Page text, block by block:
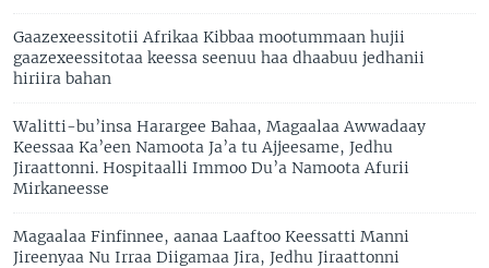
Gaazexeessitotii Afrikaa Kibbaa mootummaan hujii
gaazexeessitotaa keessa seenuu haa dhaabuu jedhanii
hiriira bahan
Walitti-bu’insa Harargee Bahaa, Magaalaa Awwadaay
Keessaa Ka’een Namoota Ja’a tu Ajjeesame, Jedhu
Jiraattonni. Hospitaalli Immoo Du’a Namoota Afurii
Mirkaneesse
Magaalaa Finfinnee, aanaa Laaftoo Keessatti Manni
Jireenyaa Nu Irraa Diigamaa Jira, Jedhu Jiraattonni